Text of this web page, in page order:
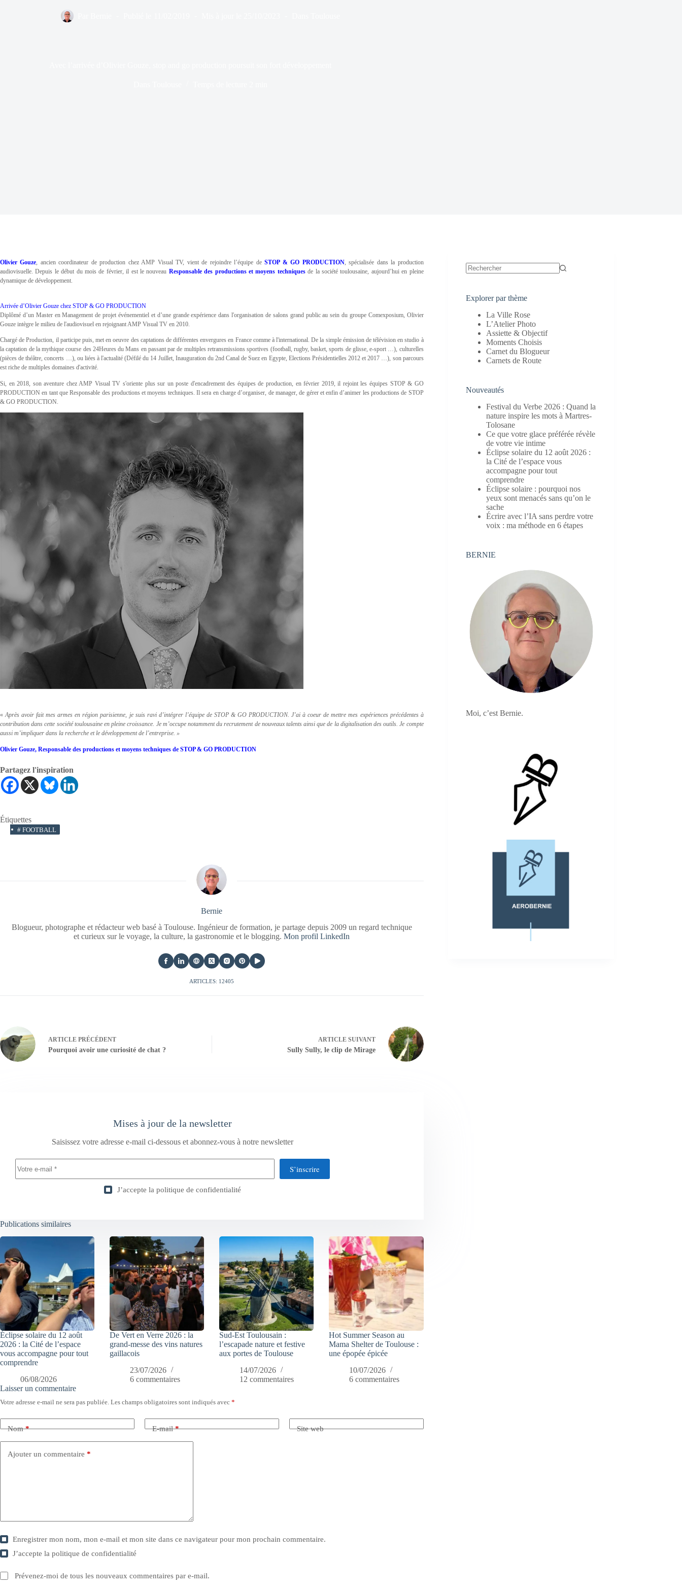
Olivier Gouze, ancien coordinateur de production chez AMP Visual TV, vient de rejoindre l’équipe deSTOP & GO PRODUCTION, spécialisée dans la production
audiovisuelle. Depuis le début du mois de février, il est le nouveau Responsable des productions et moyens techniquesde la société toulousaine, aujourd’hui en pleine
dynamique de développement.
Arrivée d’Olivier Gouze chez STOP & GO PRODUCTION
Diplômé d’un Master en Management de projet événementiel et d’une grande expérience dans l'organisation de salons grand public au sein du groupe Comexposium, Olivier
Gouze intègre le milieu de l'audiovisuel en rejoignant AMP Visual TV en 2010.
Chargé de Production, il participe puis, met en oeuvre des captations de différentes envergures en France comme à l'international. De la simple émission de télévision en studio à
la captation de la mythique course des 24Heures du Mans en passant par de multiples retransmissions sportives (football, rugby, basket, sports de glisse, e-sport …), culturelles
(pièces de théâtre, concerts …), ou liées à l'actualité (Défilé du 14 Juillet, Inauguration du 2nd Canal de Suez en Egypte, Elections Présidentielles 2012 et 2017 …), son parcours
est riche de multiples domaines d'activité.
Si, en 2018, son aventure chez AMP Visual TV s'oriente plus sur un poste d'encadrement des équipes de production, en février 2019, il rejoint les équipes STOP & GO
PRODUCTION en tant que Responsable des productions et moyens techniques. Il sera en charge d’organiser, de manager, de gérer et enfin d’animer les productions de STOP
& GO PRODUCTION.
«Après avoir fait mes armes en région parisienne, je suis ravi d’intégrer l’équipe de STOP & GO PRODUCTION. J’ai à coeur de mettre mes expériences précédentes à
contribution dans cette société toulousaine en pleine croissance. Je m’occupe notamment du recrutement de nouveaux talents ainsi que de la digitalisation des outils. Je compte
aussi m’impliquer dans la recherche et le développement de l’entreprise. »
Olivier Gouze, Responsable des productions et moyens techniques de STOP & GO PRODUCTION
Partagez l'inspiration
Étiquettes
# FOOTBALL
Bernie
Blogueur, photographe et rédacteur web basé à Toulouse. Ingénieur de formation, je partage depuis 2009 un regard technique
et curieux sur le voyage, la culture, la gastronomie et le blogging.Mon profil LinkedIn
ARTICLES: 12405
ARTICLE PRÉCÉDENT
Pourquoi avoir une curiosité de chat ?
ARTICLESUIVANT
Sully Sully, le clip de Mirage
Mises à jour de la newsletter
Saisissez votre adresse e-mail ci-dessous et abonnez-vous à notre newsletter
S’inscrire
J’accepte la politique de confidentialité
Publications similaires
Éclipse solaire du 12 août
2026 : la Cité de l’espace
vous accompagne pour tout
comprendre
06/08/2026
De Vert en Verre 2026 : la
grand-messe des vins natures
gaillacois
23/07/2026
6 commentaires
Sud-Est Toulousain :
l’escapade nature et festive
aux portes de Toulouse
14/07/2026
12 commentaires
Hot Summer Season au
Mama Shelter de Toulouse :
une épopée épicée
10/07/2026
6 commentaires
Laisser un commentaire
Votre adresse e-mail ne sera pas publiée. Les champs obligatoires sont indiqués avec *
Nom* E-mail* Site web
Ajouter un commentaire *
Enregistrer mon nom, mon e-mail et mon site dans ce navigateur pour mon prochain commentaire.
J’accepte lapolitique de confidentialité
Prévenez-moi de tous les nouveaux commentaires par e-mail.
Explorer par thème
La Ville Rose
L’Atelier Photo
Assiette & Objectif
Moments Choisis
Carnet du Blogueur
Carnets de Route
Nouveautés
Festival du Verbe 2026 : Quand la
nature inspire les mots à Martres-
Tolosane
Ce que votre glace préférée révèle
de votre vie intime
Éclipse solaire du 12 août 2026 :
la Cité de l’espace vous
accompagne pour tout
comprendre
Éclipse solaire : pourquoi nos
yeux sont menacés sans qu’on le
sache
Écrire avec l’IA sans perdre votre
voix : ma méthode en 6 étapes
BERNIE
Moi, c’est Bernie.